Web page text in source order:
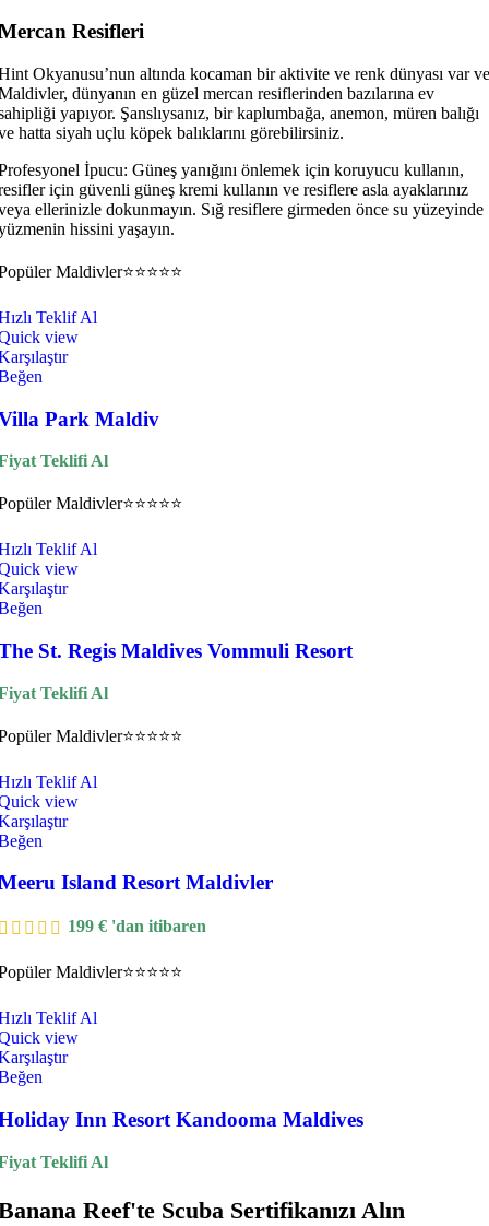
Resifleri
Okyanusu’nun altında kocaman bir aktivite ve renk dünyası var ve
dünyanın en güzel mercan resiflerinden bazılarına ev
yapıyor. Şanslıysanız, bir kaplumbağa, anemon, müren balığı
hatta siyah uçlu köpek balıklarını görebilirsiniz.
İpucu: Güneş yanığını önlemek için koruyucu kullanın,
için güvenli güneş kremi kullanın ve resiflere asla ayaklarınız
ellerinizle dokunmayın. Sığ resiflere girmeden önce su yüzeyinde
hissini yaşayın.
Maldivler⭐⭐⭐⭐⭐
Teklif Al
view
Park Maldiv
Teklifi Al
Maldivler⭐⭐⭐⭐⭐
Teklif Al
view
St. Regis Maldives Vommuli Resort
Teklifi Al
Maldivler⭐⭐⭐⭐⭐
Teklif Al
view
Island Resort Maldivler
199 € 'dan itibaren
Maldivler⭐⭐⭐⭐⭐
Teklif Al
view
Inn Resort Kandooma Maldives
Teklifi Al
Reef'te Scuba Sertifikanızı Alın